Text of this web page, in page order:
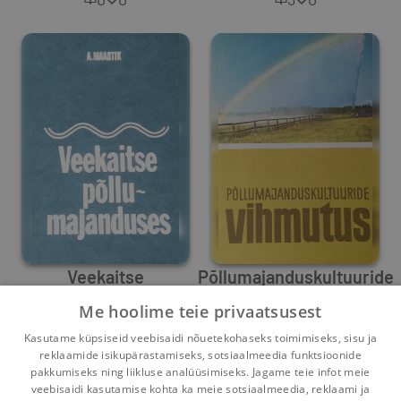
Veekaitse
põllumajanduses
0 1
Põllumajanduskultuuride
Heiti Haldre
0 0
Me hoolime teie privaatsusest
Kasutame küpsiseid veebisaidi nõuetekohaseks toimimiseks, sisu ja
reklaamide isikupärastamiseks, sotsiaalmeedia funktsioonide
pakkumiseks ning liikluse analüüsimiseks. Jagame teie infot meie
veebisaidi kasutamise kohta ka meie sotsiaalmeedia, reklaami ja